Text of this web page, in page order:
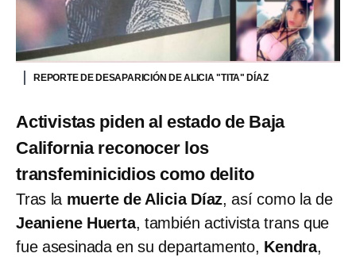
REPORTE DE DESAPARICIÓN DE ALICIA "TITA" DÍAZ
Activistas piden al estado de Baja
California reconocer los
transfeminicidios como delito
Tras la muerte de Alicia Díaz, así como la de
Jeaniene Huerta, también activista trans que
fue asesinada en su departamento, Kendra,